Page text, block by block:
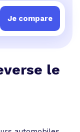
le